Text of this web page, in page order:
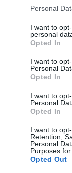
Please note that
not limited to
grant or deny
use your data
consent section.
Personal
I want to
personal
Opted In
I want to
Personal
Opted In
I want to
Personal
Opted In
I want to
Retention,
Personal
Purposes for
Opted Out
ΤΟ